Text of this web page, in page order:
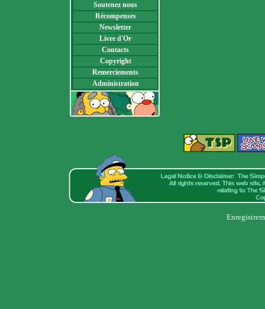
Soutenez nous
Récompenses
Newsletter
Livre d'Or
Contacts
Copyright
Remerciements
Administration